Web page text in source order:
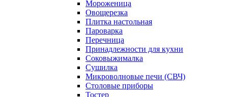
Мороженица
Овощерезка
Плитка настольная
Пароварка
Перечница
Принадлежности для кухни
Соковыжималка
Сушилка
Микроволновые печи (СВЧ)
Столовые приборы
Тостер